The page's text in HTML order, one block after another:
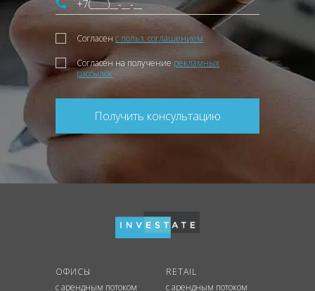
Согласен с польз. соглашением
Согласен на получение рекламных
рассылок
Получить консультацию
ОФИСЫ
с арендным потоком
RETAIL
с арендным потоком